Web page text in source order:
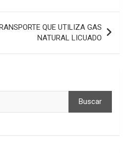
QUE UTILIZA GAS
NATURAL LICUADO
Buscar